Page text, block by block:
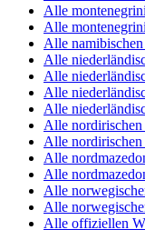
Alle
Alle
Alle
Alle
Alle
Alle
Alle
Alle
Alle nordirischen
Alle
Alle
Alle
Alle
Alle offiziellen